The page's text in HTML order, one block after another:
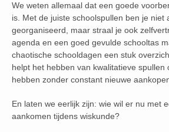
We weten allemaal dat een goede
is. Met de juiste schoolspullen ben je niet
georganiseerd, maar straal je ook
agenda en een goed gevulde schooltas
chaotische schooldagen een stuk
helpt het hebben van kwalitatieve spullen
hebben zonder constant nieuwe
En laten we eerlijk zijn: wie wil er nu met
aankomen tijdens wiskunde?